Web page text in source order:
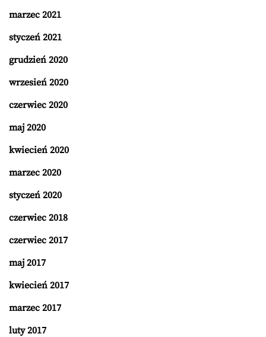
marzec 2021
styczeń 2021
grudzień 2020
wrzesień 2020
czerwiec 2020
maj 2020
kwiecień 2020
marzec 2020
styczeń 2020
czerwiec 2018
czerwiec 2017
maj 2017
kwiecień 2017
marzec 2017
luty 2017